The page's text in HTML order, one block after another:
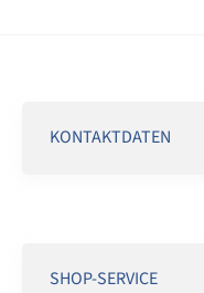
KONTAKTDATEN
SHOP-SERVICE